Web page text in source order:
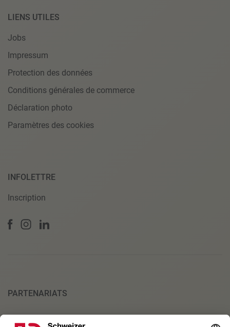
LIENS UTILES
Jobs
Impressum
Protection des données
Conditions générales de commerce
Déclaration photo
Paramètres des cookies
INFOLETTRE
Inscription
PARTENARIATS